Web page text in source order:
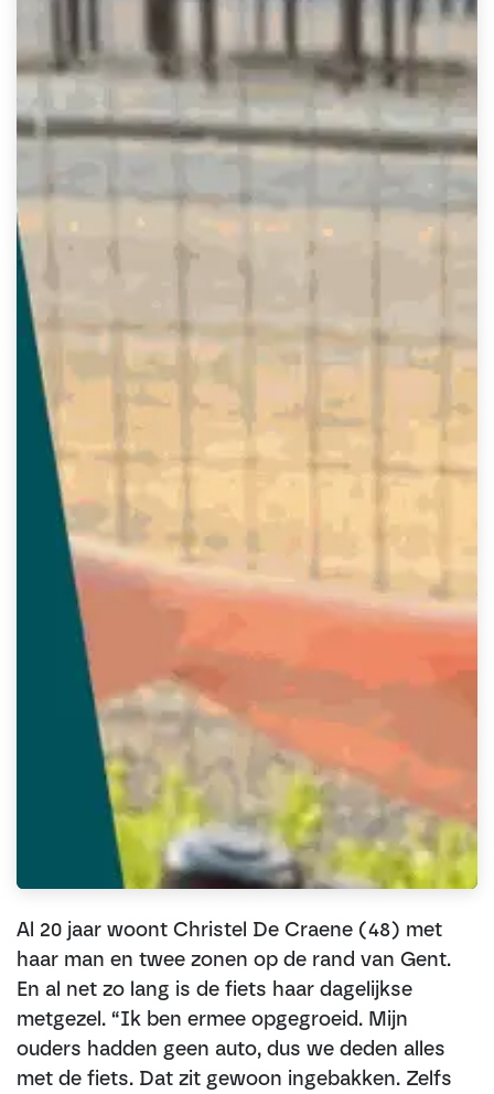
Al 20 jaar woont Christel De Craene (48) met
haar man en twee zonen op de rand van Gent.
En al net zo lang is de fiets haar dagelijkse
metgezel. “Ik ben ermee opgegroeid. Mijn
ouders hadden geen auto, dus we deden alles
met de fiets. Dat zit gewoon ingebakken. Zelfs